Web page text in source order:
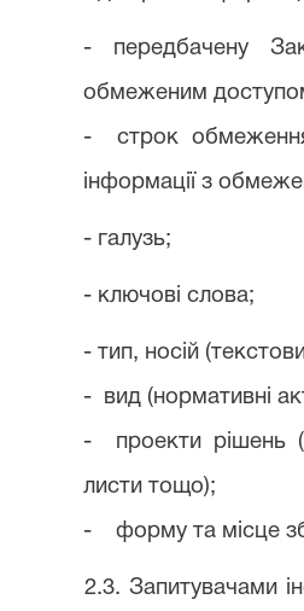
- передбачену
обмеженим
- строк обмеження
інформації з
- галузь;
- ключові слова;
- тип, носій
- вид (нормативні
- проекти рішень
листи тощо);
- форму та місце
2.3. Запитувачами